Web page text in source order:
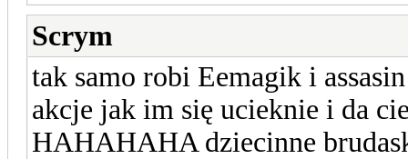
Scrym
tak samo robi Eemagik i
akcje jak im się ucieknie i da
HAHAHAHA dziecinne